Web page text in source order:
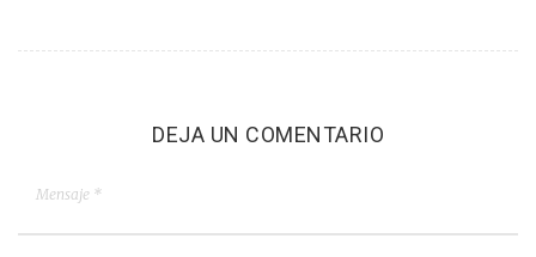
DEJA UN COMENTARIO